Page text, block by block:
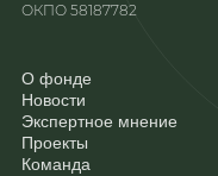
ОКПО 58187782
О фонде
Новости
Экспертное мнение
Проекты
Команда